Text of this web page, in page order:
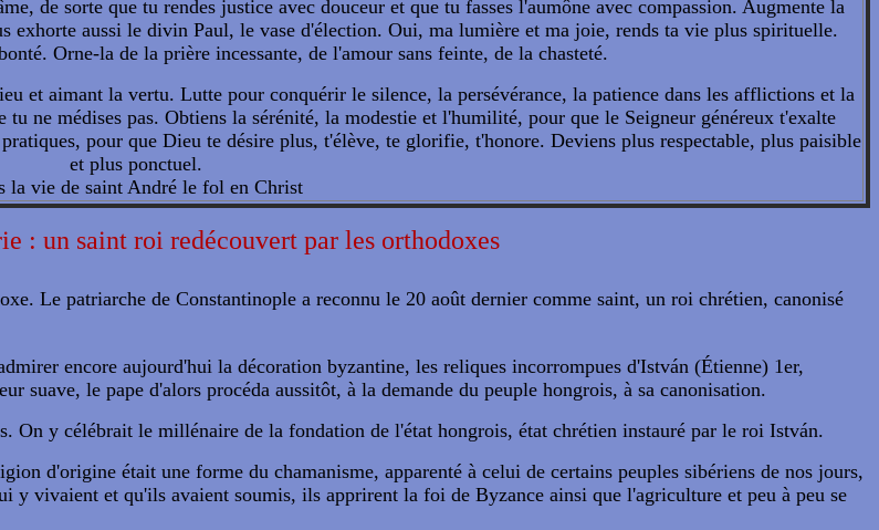
de sorte que tu rendes justice avec douceur et que tu fasses l'aumône avec compassion. Augmente la
exhorte aussi le divin Paul, le vase d'élection. Oui, ma lumière et ma joie, rends ta vie plus spirituelle.
Orne-la de la prière incessante, de l'amour sans feinte, de la chasteté.
et aimant la vertu. Lutte pour conquérir le silence, la persévérance, la patience dans les afflictions et la
ne médises pas. Obtiens la sérénité, la modestie et l'humilité, pour que le Seigneur généreux t'exalte
pour que Dieu te désire plus, t'élève, te glorifie, t'honore. Deviens plus respectable, plus paisible
et plus ponctuel.
la vie de saint André le fol en Christ
: un saint roi redécouvert par les orthodoxes
Le patriarche de Constantinople a reconnu le 20 août dernier comme saint, un roi chrétien, canonisé
encore aujourd'hui la décoration byzantine, les reliques incorrompues d'István (Étienne) 1er,
suave, le pape d'alors procéda aussitôt, à la demande du peuple hongrois, à sa canonisation.
On y célébrait le millénaire de la fondation de l'état hongrois, état chrétien instauré par le roi István.
d'origine était une forme du chamanisme, apparenté à celui de certains peuples sibériens de nos jours,
y vivaient et qu'ils avaient soumis, ils apprirent la foi de Byzance ainsi que l'agriculture et peu à peu se